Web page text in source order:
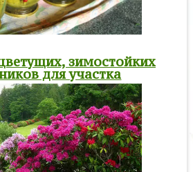
зимостойких
для участка